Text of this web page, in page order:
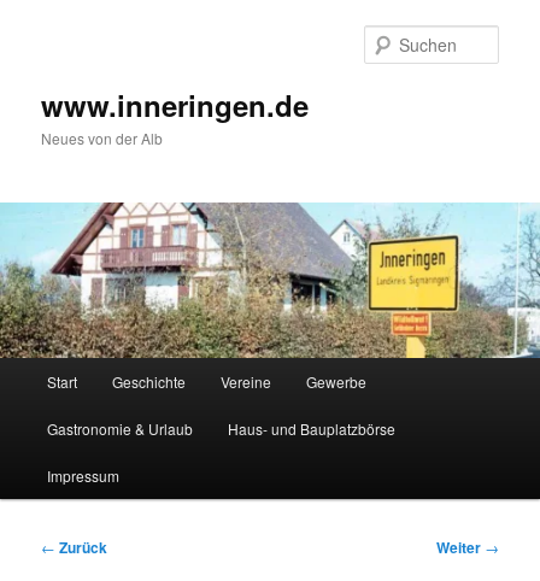
www.inneringen.de
Neues von der Alb
Start Geschichte Vereine Gewerbe
Gastronomie & Urlaub Haus- und Bauplatzbörse
Impressum
Beitragsnavigation
← Zurück Weiter →